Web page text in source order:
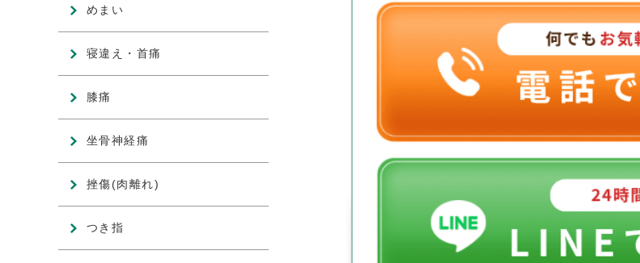
めまい
寝違え・首痛
膝痛
坐骨神経痛
挫傷(肉離れ)
つき指